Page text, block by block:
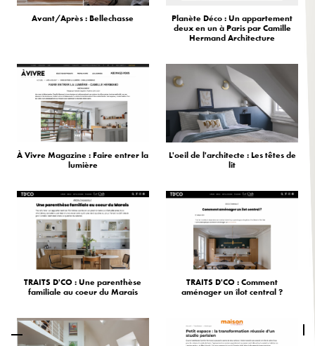
Avant/Après : Bellechasse
Planète Déco : Un appartement
deux en un à Paris par Camille
Hermand Architecture
À Vivre Magazine : Faire entrer la
lumière
L'oeil de l'architecte : Les têtes de
lit
TRAITS D'CO : Une parenthèse
familiale au coeur du Marais
TRAITS D'CO : Comment
aménager un îlot central ?